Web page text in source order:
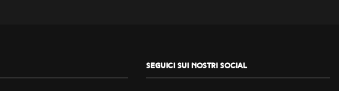
Seguici sui nostri social